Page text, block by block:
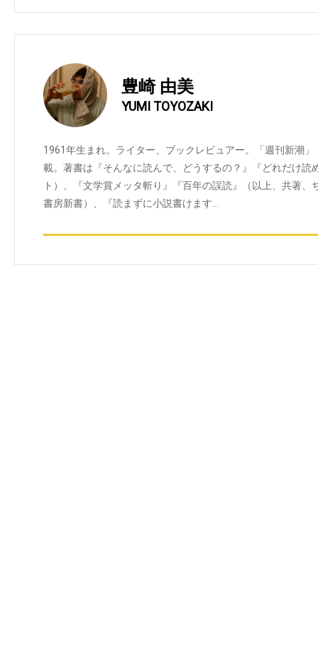
豊崎 由美
YUMI TOYOZAKI
1961年生まれ。ライター、ブックレビュアー。「週刊新潮
載。著書は『そんなに読んで、どうするの？』『どれだけ読
ト）、『文学賞メッタ斬り』『百年の誤読』（以上、共著
書房新書）、『読まずに小説書けます…